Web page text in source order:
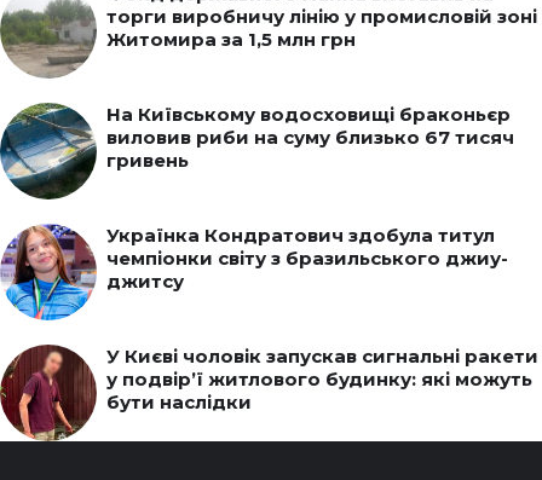
торги виробничу лінію у промисловій зоні
Житомира за 1,5 млн грн
На Київському водосховищі браконьєр
виловив риби на суму близько 67 тисяч
гривень
Українка Кондратович здобула титул
чемпіонки світу з бразильського джиу-
джитсу
У Києві чоловік запускав сигнальні ракети
у подвір’ї житлового будинку: які можуть
бути наслідки